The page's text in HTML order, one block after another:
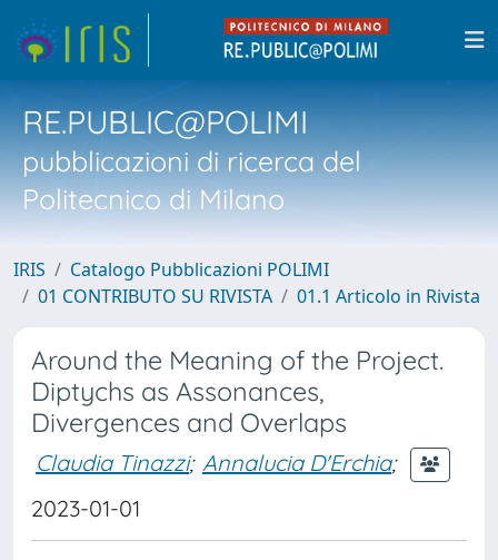
RE.PUBLIC@POLIMI
pubblicazioni di ricerca del
Politecnico di Milano
IRIS
Catalogo Pubblicazioni POLIMI
01 CONTRIBUTO SU RIVISTA
01.1 Articolo in Rivista
Around the Meaning of the Project.
Diptychs as Assonances,
Divergences and Overlaps
Claudia Tinazzi; Annalucia D'Erchia;
2023-01-01